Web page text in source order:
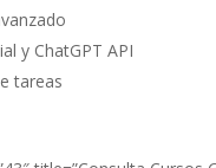
y ChatGPT API
tareas